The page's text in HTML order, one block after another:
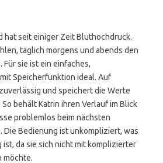
hat seit einiger Zeit Bluthochdruck.
täglich morgens und abends den
sie ist ein einfaches,
Speicherfunktion ideal. Auf
und speichert die Werte
behält Katrin ihren Verlauf im Blick
problemlos beim nächsten
Bedienung ist unkompliziert, was
da sie sich nicht mit komplizierter
möchte.